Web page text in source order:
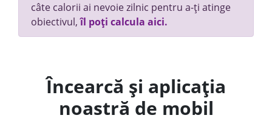
câte calorii ai nevoie zilnic pentru a-ți atinge
obiectivul,îl poți calcula aici.
Încearcă și aplicația
noastră de mobil